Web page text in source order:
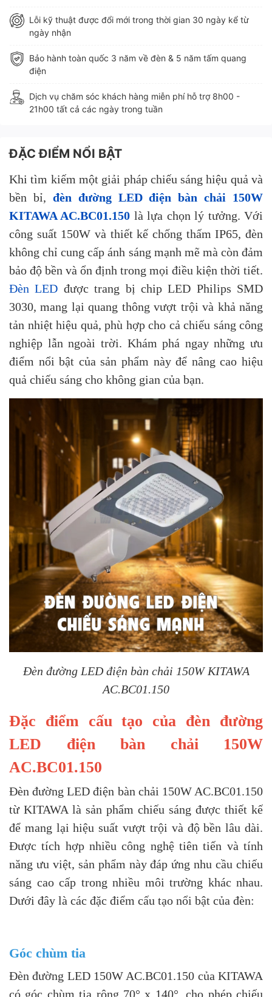
Lỗi kỹ thuật được đổi mới trong thời gian 30 ngày kể từ
ngày nhận
Bảo hành toàn quốc 3 năm về đèn & 5 năm tấm quang
điện
Dịch vụ chăm sóc khách hàng miễn phí hỗ trợ 8h00 -
21h00 tất cả các ngày trong tuần
ĐẶC ĐIỂM NỔI BẬT
Khi tìm kiếm một giải pháp chiếu sáng hiệu quả và
bền bỉ, đèn đường LED điện bàn chải 150W
KITAWA AC.BC01.150 là lựa chọn lý tưởng. Với
công suất 150W và thiết kế chống thấm IP65, đèn
không chỉ cung cấp ánh sáng mạnh mẽ mà còn đảm
bảo độ bền và ổn định trong mọi điều kiện thời tiết.
Đèn LED được trang bị chip LED Philips SMD
3030, mang lại quang thông vượt trội và khả năng
tản nhiệt hiệu quả, phù hợp cho cả chiếu sáng công
nghiệp lẫn ngoài trời. Khám phá ngay những ưu
điểm nổi bật của sản phẩm này để nâng cao hiệu
quả chiếu sáng cho không gian của bạn.
Đèn đường LED điện bàn chải 150W KITAWA
AC.BC01.150
Đặc điểm cấu tạo của đèn đường
LED điện bàn chải 150W
AC.BC01.150
Đèn đường LED điện bàn chải 150W AC.BC01.150
từ KITAWA là sản phẩm chiếu sáng được thiết kế
để mang lại hiệu suất vượt trội và độ bền lâu dài.
Được tích hợp nhiều công nghệ tiên tiến và tính
năng ưu việt, sản phẩm này đáp ứng nhu cầu chiếu
sáng cao cấp trong nhiều môi trường khác nhau.
Dưới đây là các đặc điểm cấu tạo nổi bật của đèn:
Góc chùm tia
Đèn đường LED 150W AC.BC01.150 của KITAWA
có góc chùm tia rộng 70° x 140°, cho phép chiếu